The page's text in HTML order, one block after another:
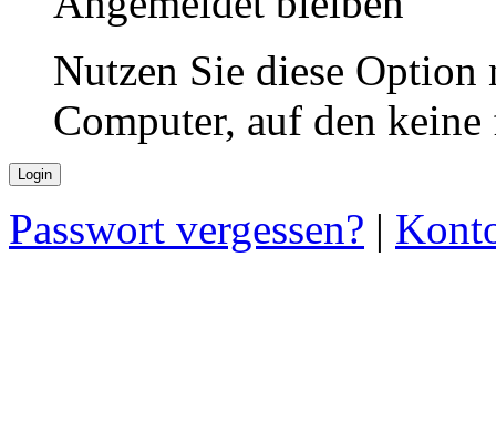
Nutzen Sie diese
Computer, auf den
Passwort vergessen? |